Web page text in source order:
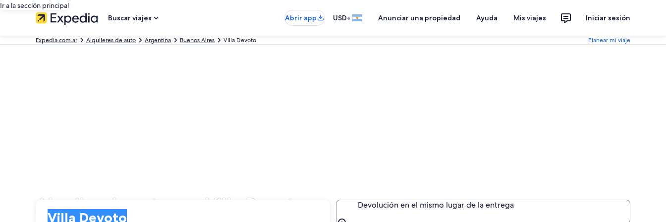
Ir a la sección principal
Buscar viajes
Abrir app USD• Anunciar una propiedad Ayuda Mis viajes Iniciar sesión
Expedia.com.ar Alquileres de auto Argentina Buenos Aires Villa Devoto Planear mi viaje
Alquiler de autos en Villa Devoto
Villa Devoto
Devolución en el mismo lugar de la entrega